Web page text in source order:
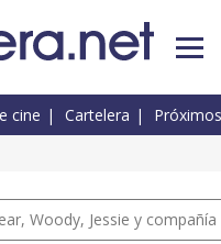
cine Cartelera
Woody, Jessie y